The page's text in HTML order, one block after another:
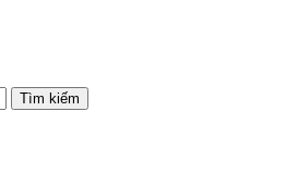
Tìm kiếm